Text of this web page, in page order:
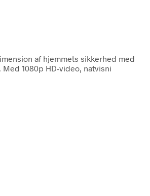
af hjemmets sikkerhed med
1080p HD-video, natvisni